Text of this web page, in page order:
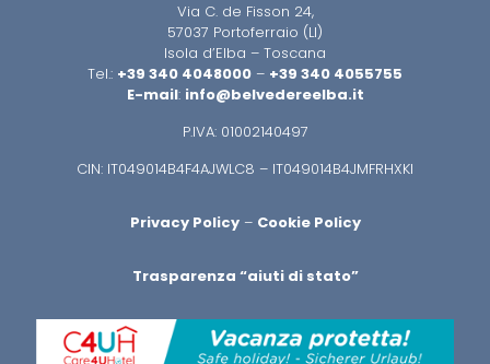
Via C. de Fisson 24,
57037 Portoferraio (LI)
Isola d’Elba – Toscana
Tel.: +39 340 4048000 – +39 340 4055755
E-mail: info@belvedereelba.it
P.IVA: 01002140497
CIN: IT049014B4F4AJWLC8 – IT049014B4JMFRHXKI
Privacy Policy– Cookie Policy
Trasparenza “aiuti di stato”